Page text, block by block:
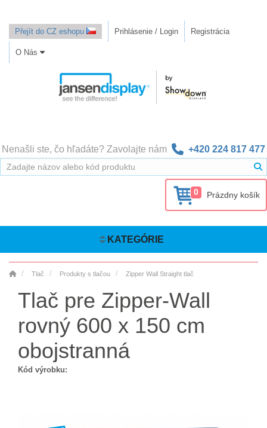
Přejít do CZ eshopu Prihlásenie / Login Registrácia
O Nás
Nenašli ste, čo hľadáte? Zavolajte nám +420 224 817 477
0 Prázdny košík
KATEGÓRIE
Tlač Produkty s tlačou Zipper Wall Straight tlač
Tlač pre Zipper-Wall
rovný 600 x 150 cm
obojstranná
Kód výrobku: